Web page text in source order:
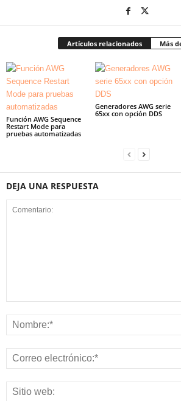
Artículos relacionados Más
Función AWG Sequence
Restart Mode para
pruebas automatizadas
Generadores AWG serie
65xx con opción DDS
DEJA UNA RESPUESTA